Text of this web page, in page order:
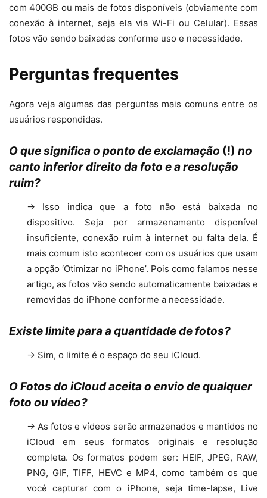
com 400GB ou mais de fotos disponíveis (obviamente com
conexão à internet, seja ela via Wi-Fi ou Celular). Essas
fotos vão sendo baixadas conforme uso e necessidade.
Perguntas frequentes
Agora veja algumas das perguntas mais comuns entre os
usuários respondidas.
O que significa o ponto de exclamação (!) no
canto inferior direito da foto e a resolução
ruim?
→ Isso indica que a foto não está baixada no
dispositivo. Seja por armazenamento disponível
insuficiente, conexão ruim à internet ou falta dela. É
mais comum isto acontecer com os usuários que usam
a opção ‘Otimizar no iPhone’. Pois como falamos nesse
artigo, as fotos vão sendo automaticamente baixadas e
removidas do iPhone conforme a necessidade.
Existe limite para a quantidade de fotos?
→ Sim, o limite é o espaço do seu iCloud.
OFotos do iCloud aceita o envio de qualquer
foto ou vídeo?
→ As fotos e vídeos serão armazenados e mantidos no
iCloud em seus formatos originais e resolução
completa. Os formatos podem ser: HEIF, JPEG, RAW,
PNG, GIF, TIFF, HEVC e MP4, como também os que
você capturar com o iPhone, seja time-lapse, Live